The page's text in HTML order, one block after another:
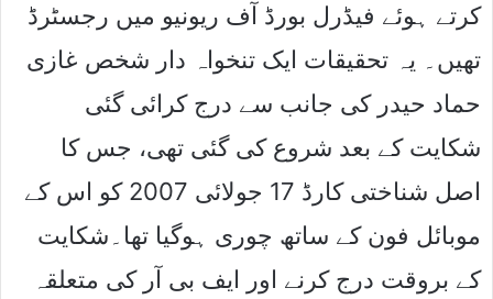
کرتے ہوئے فیڈرل بورڈ آف ریونیو میں رجسٹرڈ
تھیں۔ یہ تحقیقات ایک تنخواہ دار شخص غازی
حماد حیدر کی جانب سے درج کرائی گئی
شکایت کے بعد شروع کی گئی تھی، جس کا
اصل شناختی کارڈ 17 جولائی 2007 کو اس کے
موبائل فون کے ساتھ چوری ہوگیا تھا۔شکایت
کے بروقت درج کرنے اور ایف بی آر کی متعلقہ